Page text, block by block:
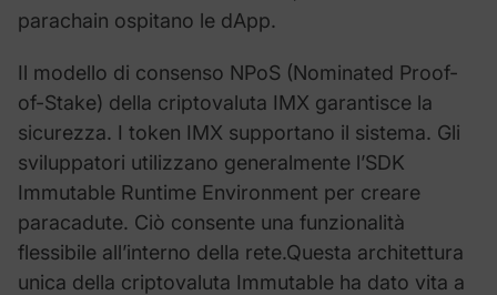
parachain ospitano le dApp.
Il modello di consenso NPoS (Nominated Proof-
of-Stake) della criptovaluta IMX garantisce la
sicurezza. I token IMX supportano il sistema. Gli
sviluppatori utilizzano generalmente l’SDK
Immutable Runtime Environment per creare
paracadute. Ciò consente una funzionalità
flessibile all’interno della rete.Questa architettura
unica della criptovaluta Immutable ha dato vita a